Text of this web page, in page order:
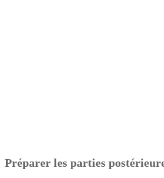
Préparer les parties